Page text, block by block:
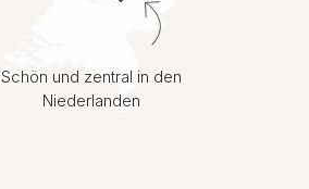
Schön und zentral in den
Niederlanden